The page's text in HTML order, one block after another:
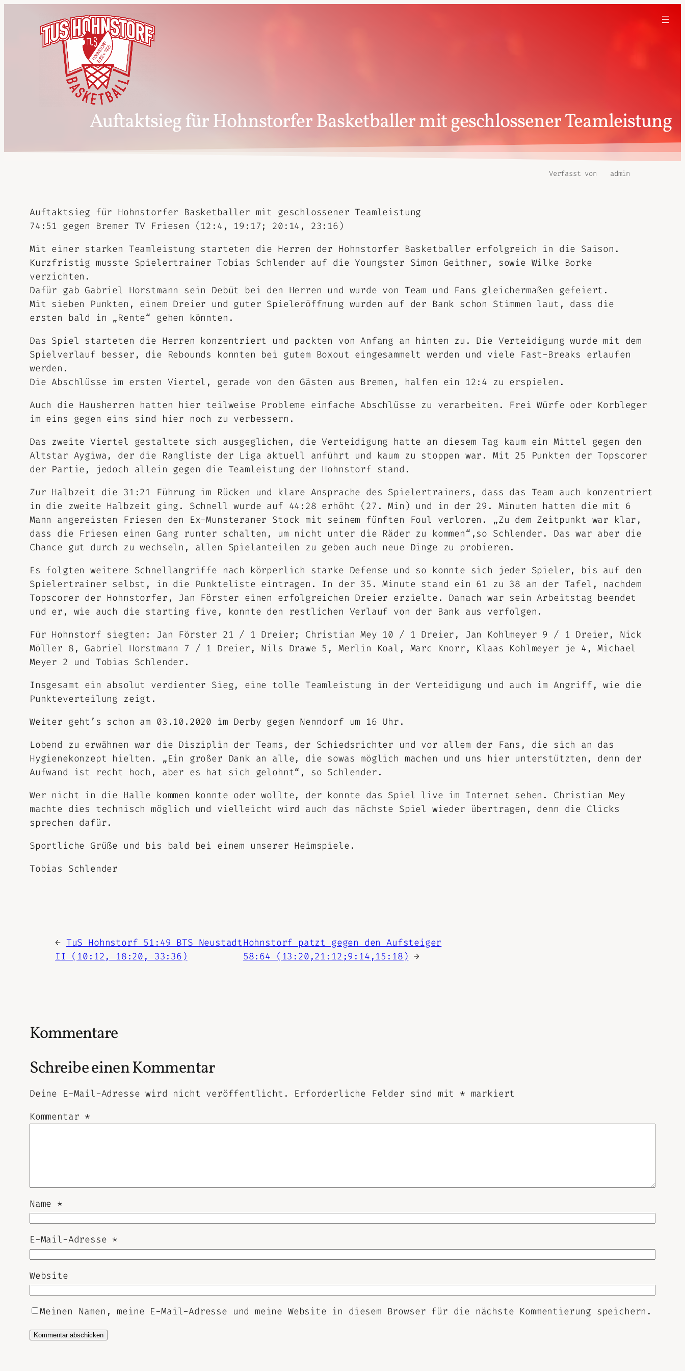
Auftaktsieg für Hohnstorfer Basketballer mit geschlossener Teamleistung
Verfasst von admin
Auftaktsieg für Hohnstorfer Basketballer mit geschlossener Teamleistung
74:51 gegen Bremer TV Friesen (12:4, 19:17; 20:14, 23:16)
Mit einer starken Teamleistung starteten die Herren der Hohnstorfer Basketballer erfolgreich in die Saison.
Kurzfristig musste Spielertrainer Tobias Schlender auf die Youngster Simon Geithner, sowie Wilke Borke
verzichten.
Dafür gab Gabriel Horstmann sein Debüt bei den Herren und wurde von Team und Fans gleichermaßen gefeiert.
Mit sieben Punkten, einem Dreier und guter Spieleröffnung wurden auf der Bank schon Stimmen laut, dass die
ersten bald in „Rente“ gehen könnten.
Das Spiel starteten die Herren konzentriert und packten von Anfang an hinten zu. Die Verteidigung wurde mit dem
Spielverlauf besser, die Rebounds konnten bei gutem Boxout eingesammelt werden und viele Fast-Breaks erlaufen
werden.
Die Abschlüsse im ersten Viertel, gerade von den Gästen aus Bremen, halfen ein 12:4 zu erspielen.
Auch die Hausherren hatten hier teilweise Probleme einfache Abschlüsse zu verarbeiten. Frei Würfe oder Korbleger
im eins gegen eins sind hier noch zu verbessern.
Das zweite Viertel gestaltete sich ausgeglichen, die Verteidigung hatte an diesem Tag kaum ein Mittel gegen den
Altstar Aygiwa, der die Rangliste der Liga aktuell anführt und kaum zu stoppen war. Mit 25 Punkten der Topscorer
der Partie, jedoch allein gegen die Teamleistung der Hohnstorf stand.
Zur Halbzeit die 31:21 Führung im Rücken und klare Ansprache des Spielertrainers, dass das Team auch konzentriert
in die zweite Halbzeit ging. Schnell wurde auf 44:28 erhöht (27. Min) und in der 29. Minuten hatten die mit 6
Mann angereisten Friesen den Ex-Munsteraner Stock mit seinem fünften Foul verloren. „Zu dem Zeitpunkt war klar,
dass die Friesen einen Gang runter schalten, um nicht unter die Räder zu kommen“,so Schlender. Das war aber die
Chance gut durch zu wechseln, allen Spielanteilen zu geben auch neue Dinge zu probieren.
Es folgten weitere Schnellangriffe nach körperlich starke Defense und so konnte sich jeder Spieler, bis auf den
Spielertrainer selbst, in die Punkteliste eintragen. In der 35. Minute stand ein 61 zu 38 an der Tafel, nachdem
Topscorer der Hohnstorfer, Jan Förster einen erfolgreichen Dreier erzielte. Danach war sein Arbeitstag beendet
und er, wie auch die starting five, konnte den restlichen Verlauf von der Bank aus verfolgen.
Für Hohnstorf siegten: Jan Förster 21 / 1 Dreier; Christian Mey 10 / 1 Dreier, Jan Kohlmeyer 9 / 1 Dreier, Nick
Möller 8, Gabriel Horstmann 7 / 1 Dreier, Nils Drawe 5, Merlin Koal, Marc Knorr, Klaas Kohlmeyer je 4, Michael
Meyer 2 und Tobias Schlender.
Insgesamt ein absolut verdienter Sieg, eine tolle Teamleistung in der Verteidigung und auch im Angriff, wie die
Punkteverteilung zeigt.
Weiter geht’s schon am 03.10.2020 im Derby gegen Nenndorf um 16 Uhr.
Lobend zu erwähnen war die Disziplin der Teams, der Schiedsrichter und vor allem der Fans, die sich an das
Hygienekonzept hielten. „Ein großer Dank an alle, die sowas möglich machen und uns hier unterstützten, denn der
Aufwand ist recht hoch, aber es hat sich gelohnt“, so Schlender.
Wer nicht in die Halle kommen konnte oder wollte, der konnte das Spiel live im Internet sehen. Christian Mey
machte dies technisch möglich und vielleicht wird auch das nächste Spiel wieder übertragen, denn die Clicks
sprechen dafür.
Sportliche Grüße und bis bald bei einem unserer Heimspiele.
Tobias Schlender
← TuS Hohnstorf 51:49 BTS Neustadt
II (10:12, 18:20, 33:36)
Hohnstorf patzt gegen den Aufsteiger
58:64 (13:20,21:12;9:14,15:18) →
Kommentare
Schreibe einen Kommentar
Deine E-Mail-Adresse wird nicht veröffentlicht. Erforderliche Felder sind mit * markiert
Kommentar *
Name *
E-Mail-Adresse *
Website
Meinen Namen, meine E-Mail-Adresse und meine Website in diesem Browser für die nächste Kommentierung speichern.